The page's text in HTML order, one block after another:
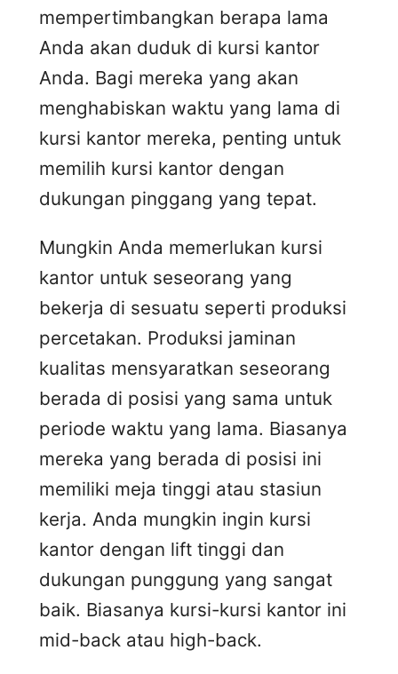
mempertimbangkan berapa lama
Anda akan duduk di kursi kantor
Anda. Bagi mereka yang akan
menghabiskan waktu yang lama di
kursi kantor mereka, penting untuk
memilih kursi kantor dengan
dukungan pinggang yang tepat.
Mungkin Anda memerlukan kursi
kantor untuk seseorang yang
bekerja di sesuatu seperti produksi
percetakan. Produksi jaminan
kualitas mensyaratkan seseorang
berada di posisi yang sama untuk
periode waktu yang lama. Biasanya
mereka yang berada di posisi ini
memiliki meja tinggi atau stasiun
kerja. Anda mungkin ingin kursi
kantor dengan lift tinggi dan
dukungan punggung yang sangat
baik. Biasanya kursi-kursi kantor ini
mid-back atau high-back.